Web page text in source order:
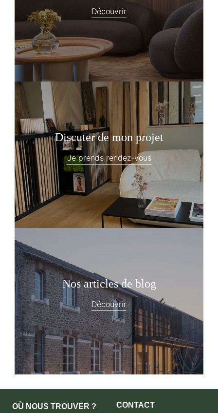
Découvrir
Discuter de mon projet
Je prends rendez-vous
Nos articles de blog
Découvrir
OÙ NOUS TROUVER ? CONTACT